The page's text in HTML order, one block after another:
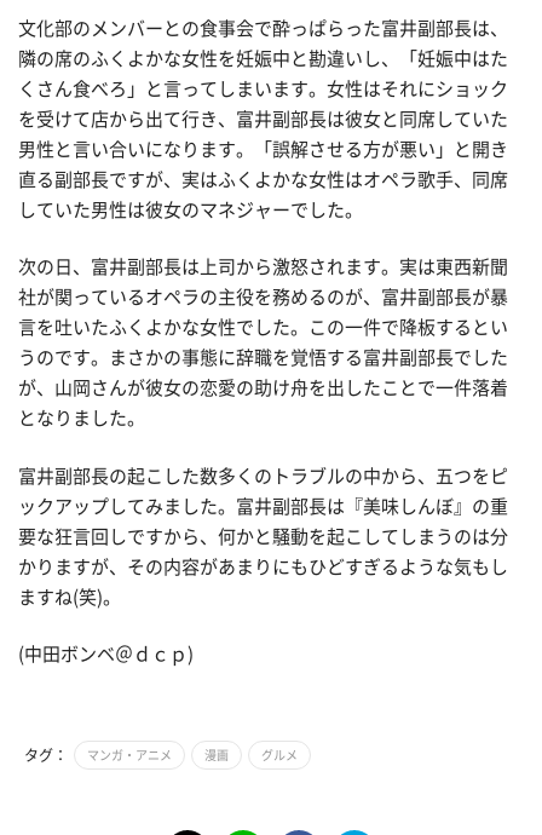
文化部のメンバーとの食事会で酔っぱらった富井副部長は、
隣の席のふくよかな女性を妊娠中と勘違いし、「妊娠中はた
くさん食べろ」と言ってしまいます。女性はそれにショック
を受けて店から出て行き、富井副部長は彼女と同席していた
男性と言い合いになります。「誤解させる方が悪い」と開き
直る副部長ですが、実はふくよかな女性はオペラ歌手、同席
していた男性は彼女のマネジャーでした。
次の日、富井副部長は上司から激怒されます。実は東西新聞
社が関っているオペラの主役を務めるのが、富井副部長が暴
言を吐いたふくよかな女性でした。この一件で降板するとい
うのです。まさかの事態に辞職を覚悟する富井副部長でした
が、山岡さんが彼女の恋愛の助け舟を出したことで一件落着
となりました。
富井副部長の起こした数多くのトラブルの中から、五つをピ
ックアップしてみました。富井副部長は『美味しんぼ』の重
要な狂言回しですから、何かと騒動を起こしてしまうのは分
かりますが、その内容があまりにもひどすぎるような気もし
ますね(笑)。
(中田ボンベ＠ｄｃｐ)
タグ： マンガ・アニメ 漫画 グルメ